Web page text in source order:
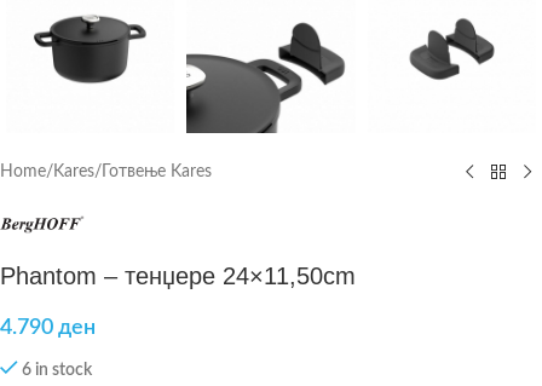
Home/ Kares/ Готвење Kares
Phantom – тенџере 24×11,50cm
4.790 ден
6 in stock